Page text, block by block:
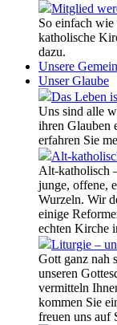
Mitglied
So einfach
katholische
dazu.
Unsere
Unser Glaube
Das Leben
Uns sind alle
ihren Glauben
erfahren Sie
Alt-
Alt-katholisch
junge, offene,
Wurzeln. Wir
einige
echten Kirche
Liturgie –
Gott ganz nah
unseren
vermitteln
kommen Sie
freuen uns auf